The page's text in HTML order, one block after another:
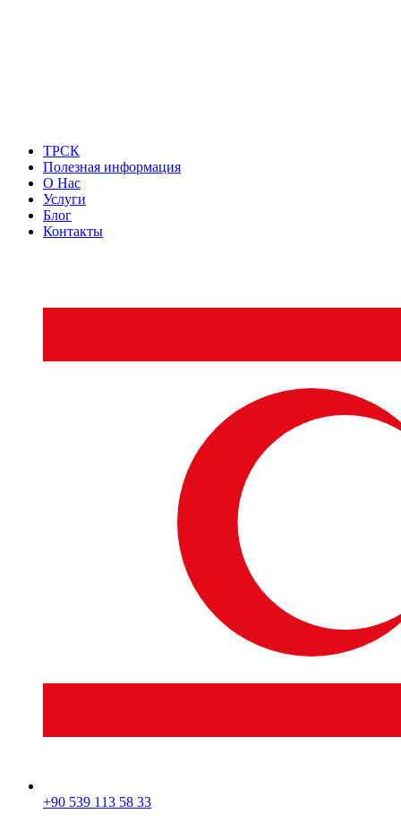
ТРСК
Полезная информация
О Нас
Услуги
Блог
Контакты
+90 539 113 58 33